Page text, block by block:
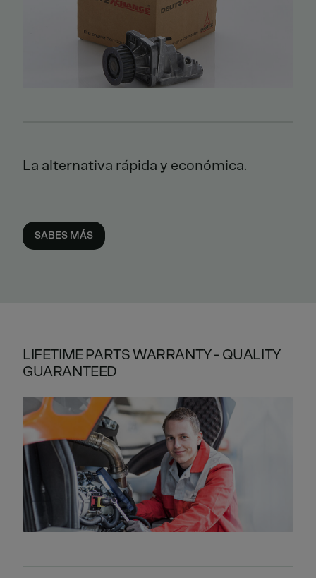
La alternativa rápida y económica.
SABES MÁS
LIFETIME PARTS WARRANTY - QUALITY
GUARANTEED